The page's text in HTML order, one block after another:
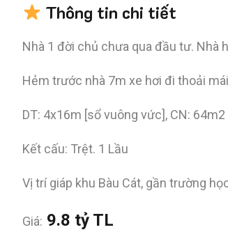
Thông tin chi tiết
Nhà 1 đời chủ chưa qua đầu tư. Nhà
Hẻm trước nhà 7m xe hơi đi thoải
DT: 4x16m [sổ vuông vức], CN: 64m2
Kết cấu: Trệt. 1 Lầu
Vị trí giáp khu Bàu Cát, gần trường
Giá: 9.8 tỷ TL